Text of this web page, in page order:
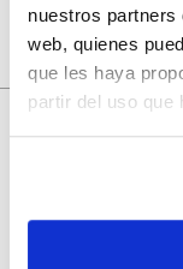
nuestros
web, quienes
que les haya
partir del uso que
con